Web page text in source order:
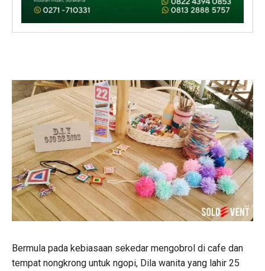
Bermula pada kebiasaan sekedar mengobrol di cafe dan
tempat nongkrong untuk ngopi, Dila wanita yang lahir 25